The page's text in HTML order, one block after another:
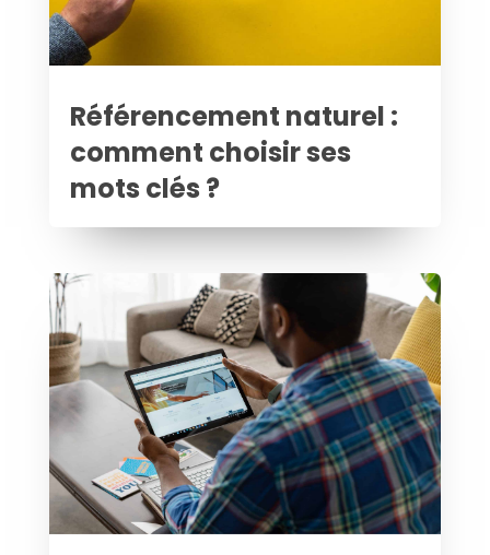
Référencement naturel :
comment choisir ses
mots clés ?